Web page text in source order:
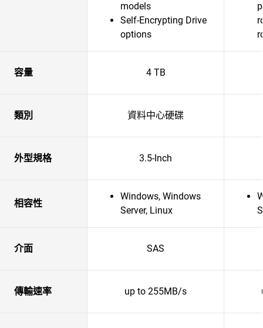
models
Self-Encrypting Drive
options
容量 4 TB
類別 資料中心硬碟
外型規格 3.5-Inch
相容性
Windows, Windows
Server, Linux
介面 SAS
傳輸速率 up to 255MB/s